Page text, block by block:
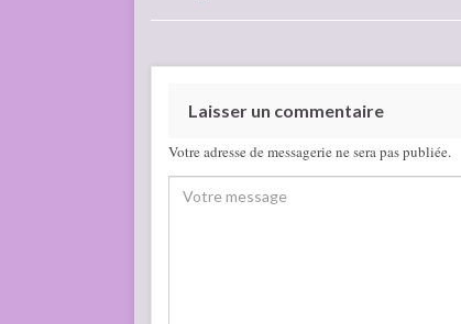
Laisser un commentaire
Votre adresse de messagerie ne sera pas publiée.